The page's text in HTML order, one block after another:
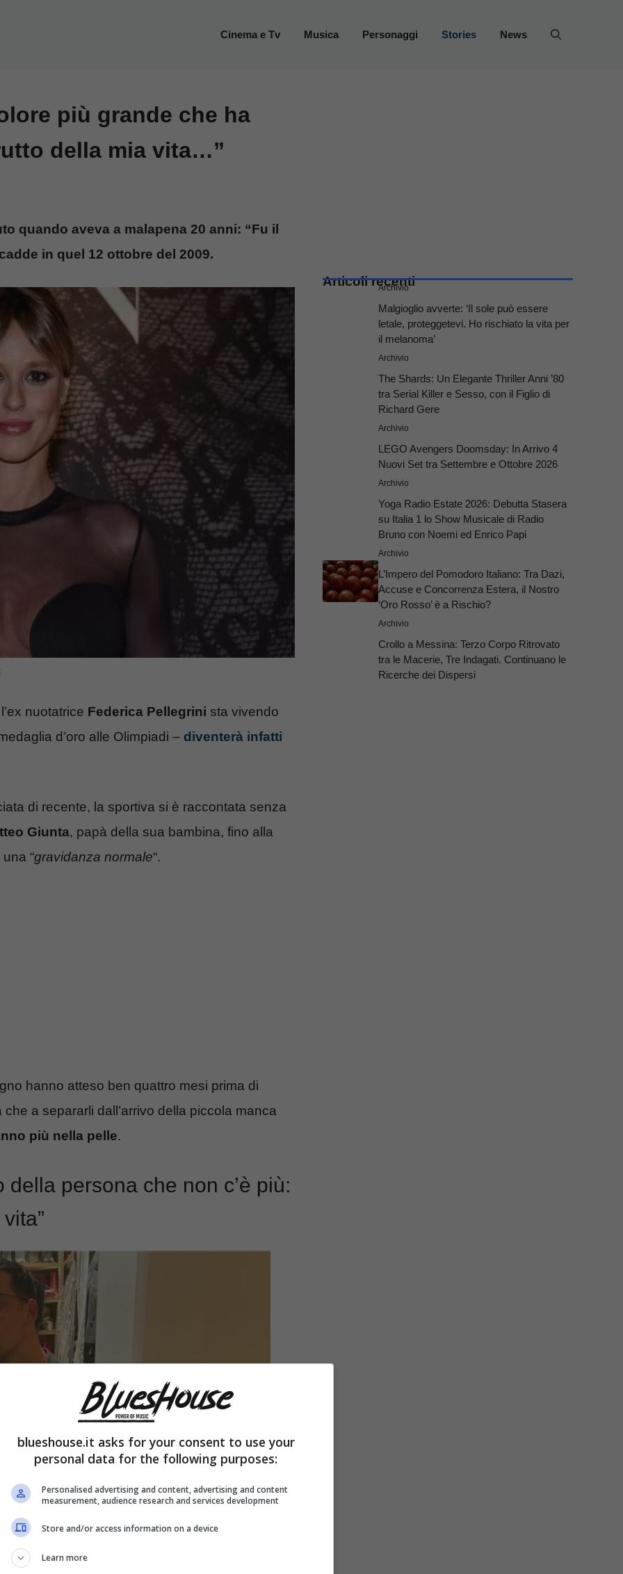
Cinema e Tv Musica Personaggi Stories News
più grande che ha
della mia vita…”
quando aveva a malapena 20 anni: “Fu il
in quel 12 ottobre del 2009.
nuotatrice Federica Pellegrini sta vivendo
d’oro alle Olimpiadi – diventerà infatti
di recente, la sportiva si è raccontata senza
Giunta, papà della sua bambina, fino alla
“gravidanza normale“.
hanno atteso ben quattro mesi prima di
a separarli dall’arrivo della piccola manca
più nella pelle.
persona che non c’è più:
Articoli recenti
Archivio
Malgioglio avverte: ‘Il sole può essere
letale, proteggetevi. Ho rischiato la vita per
il melanoma’
Archivio
The Shards: Un Elegante Thriller Anni ’80
tra Serial Killer e Sesso, con il Figlio di
Richard Gere
Archivio
LEGO Avengers Doomsday: In Arrivo 4
Nuovi Set tra Settembre e Ottobre 2026
Archivio
Yoga Radio Estate 2026: Debutta Stasera
su Italia 1 lo Show Musicale di Radio
Bruno con Noemi ed Enrico Papi
Archivio
L’Impero del Pomodoro Italiano: Tra Dazi,
Accuse e Concorrenza Estera, il Nostro
‘Oro Rosso’ è a Rischio?
Archivio
Crollo a Messina: Terzo Corpo Ritrovato
tra le Macerie, Tre Indagati. Continuano le
Ricerche dei Dispersi
blueshouse.it asks for your consent to use your
personal data for the following purposes:
Personalised advertising and content, advertising and content
measurement, audience research and services development
Store and/or access information on a device
Learn more